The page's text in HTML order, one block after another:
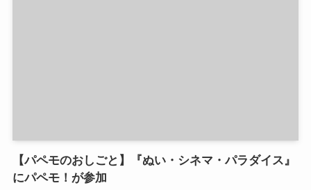
【パペモのおしごと】『ぬい・シネマ・パラダイス』
にパペモ！が参加